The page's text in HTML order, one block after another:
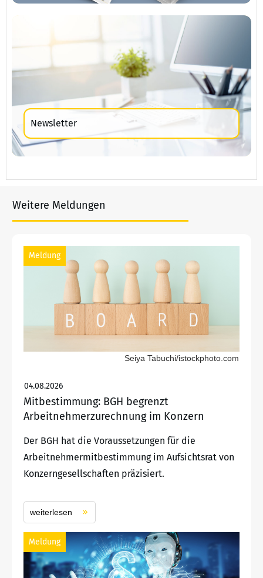
Newsletter
Weitere Meldungen
Meldung
Seiya Tabuchi/istockphoto.com
04.08.2026
Mitbestimmung: BGH begrenzt
Arbeitnehmerzurechnung im Konzern
Der BGH hat die Voraussetzungen für die
Arbeitnehmermitbestimmung im Aufsichtsrat von
Konzerngesellschaften präzisiert.
weiterlesen
Meldung